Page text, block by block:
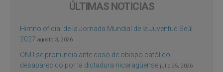
ÚLTIMAS NOTICIAS
Himno oficial de la Jornada Mundial de la Juventud Seúl
2027 agosto 3, 2026
ONU se pronuncia ante caso de obispo católico
desaparecido por la dictadura nicaragüense julio 25, 2026